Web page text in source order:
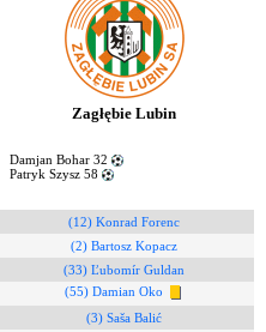
Zagłębie Lubin
Damjan Bohar 32
Patryk Szysz 58
(12) Konrad Forenc
(2) Bartosz Kopacz
(33) Ľubomír Guldan
(55) Damian Oko
(3) Saša Balić